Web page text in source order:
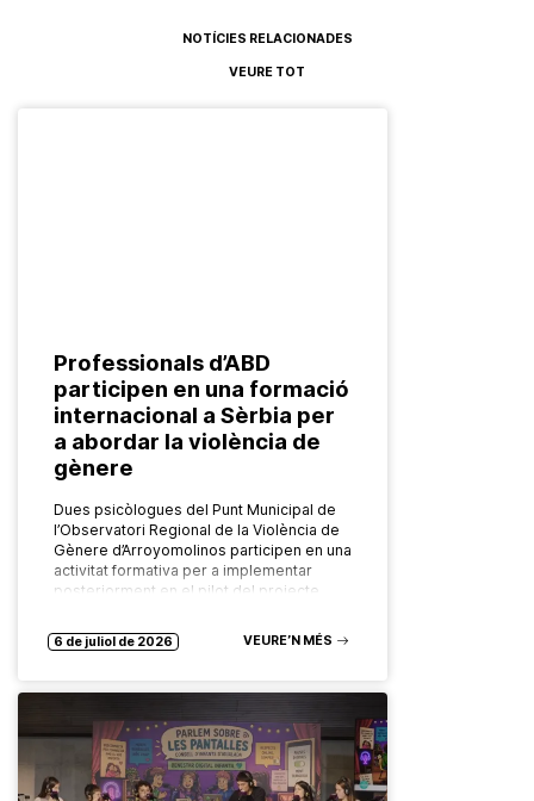
NOTÍCIES RELACIONADES
VEURE TOT
Professionals d’ABD
participen en una formació
internacional a Sèrbia per
a abordar la violència de
gènere
Dues psicòlogues del Punt Municipal de
l’Observatori Regional de la Violència de
Gènere d’Arroyomolinos participen en una
activitat formativa per a implementar
posteriorment en el pilot del projecte
6 de juliol de 2026 VEURE’N MÉS